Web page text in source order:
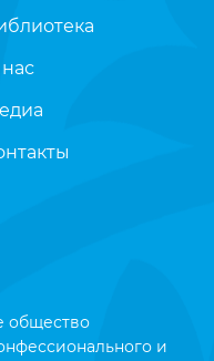
общество
и